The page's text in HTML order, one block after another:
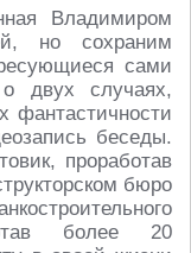
Владимиром
но сохраним
сами
двух случаях,
фантастичности
беседы.
проработав
бюро
более 20